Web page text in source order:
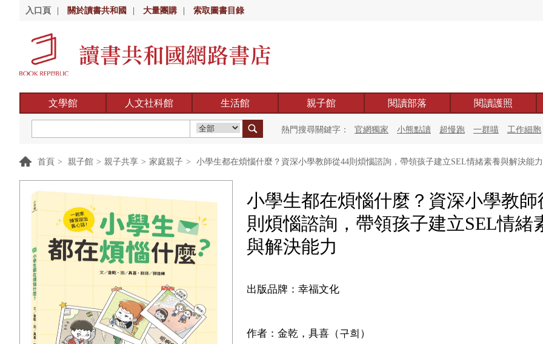
入口頁 關於讀書共和國 大量團購 索取圖書目錄
文學館 人文社科館 生活館 親子館 閱讀部落 閱讀護照
熱門搜尋關鍵字： 官網獨家 小熊點讀 超慢跑 一群喵 工作細胞
首頁 > 親子館 > 親子共享 > 家庭親子 > 小學生都在煩惱什麼？資深小學教師從44則煩惱諮詢，帶領孩子建立SEL情緒素養與解決能力
小學生都在煩惱什麼？資深小學教師
則煩惱諮詢，帶領孩子建立SEL情緒
與解決能力
出版品牌：幸福文化
作者： 金乾，具喜（구희）